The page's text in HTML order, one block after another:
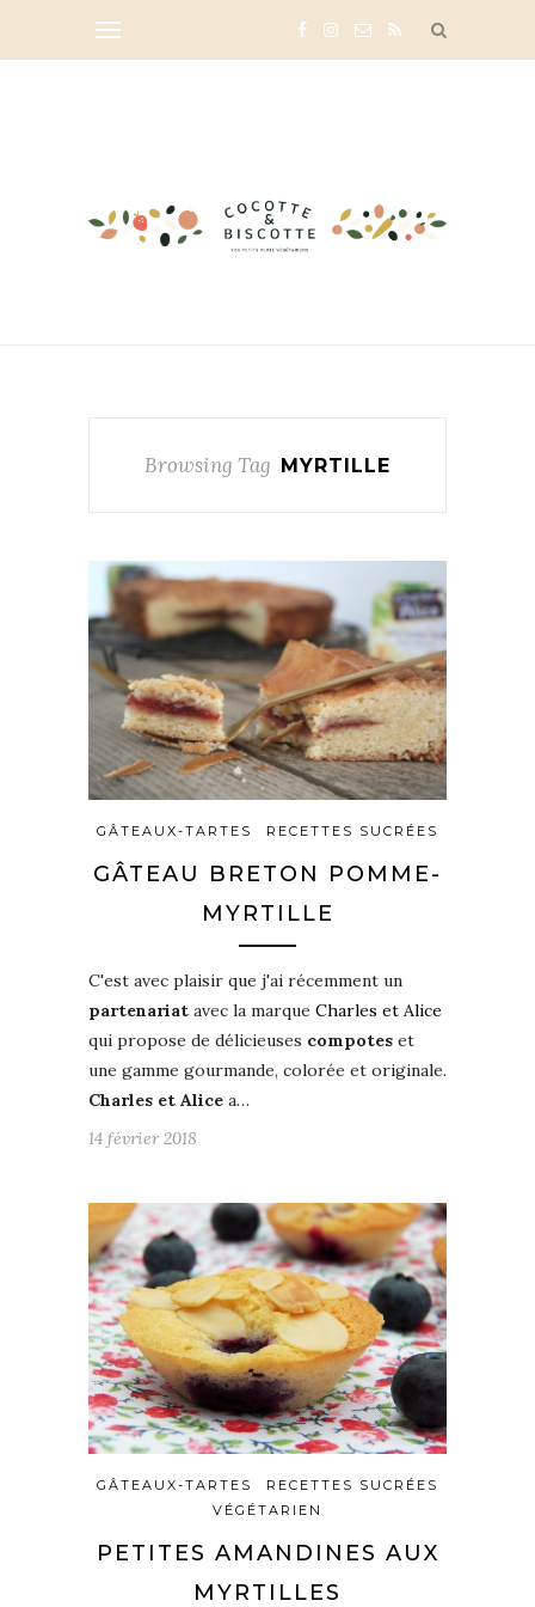
Browsing Tag MYRTILLE
GÂTEAUX-TARTES RECETTES SUCRÉES
GÂTEAU BRETON POMME-
MYRTILLE
C'est avec plaisir que j'ai récemment un
partenariat avec la marque Charles et Alice
qui propose de délicieuses compotes et
une gamme gourmande, colorée et originale.
Charles et Alice a…
14 février 2018
GÂTEAUX-TARTES
RECETTES SUCRÉES
VÉGÉTARIEN
PETITES AMANDINES AUX
MYRTILLES